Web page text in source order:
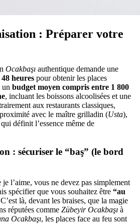
: Préparer votre
Ocakbaşı authentique demande une
heures pour obtenir les places
un budget moyen compris entre 1 800
, incluant les boissons alcoolisées et une
aux restaurants classiques,
avec le maître grilladin (Usta),
définit l’essence même de
: sécuriser le “baş” (le bord
l’aime, vous ne devez pas simplement
spécifier que vous souhaitez être “au
là, devant les braises, que la magie
réputées comme Zübeyir Ocakbaşı à
Ocakbaşı, les places face au feu sont